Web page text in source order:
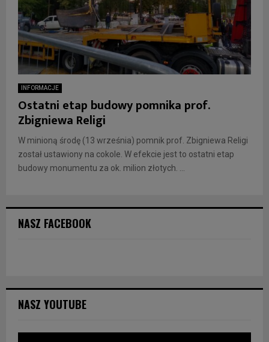
INFORMACJE
Ostatni etap budowy pomnika prof.
Zbigniewa Religi
W minioną środę (13 września) pomnik prof. Zbigniewa Religi
został ustawiony na cokole. W efekcie jest to ostatni etap
budowy monumentu za ok. milion złotych. ...
NASZ FACEBOOK
NASZ YOUTUBE